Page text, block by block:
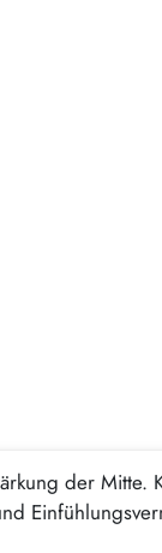
der Mitte.